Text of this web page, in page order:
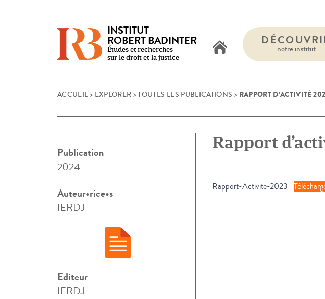
INSTITUT
ROBERT BADINTER
Études et recherches
sur le droit et la justice
notre institut
ACCUEIL > EXPLORER >TOUTES LES PUBLICATIONS > RAPPORT D’ACTIVITÉ
Rapport
Rapport-Activite-2023
Publication
2024
Auteur•rice•s
IERDJ
Editeur
IERDJ